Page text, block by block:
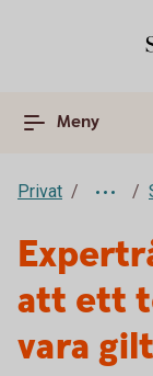
Meny
Privat
att ett
vara